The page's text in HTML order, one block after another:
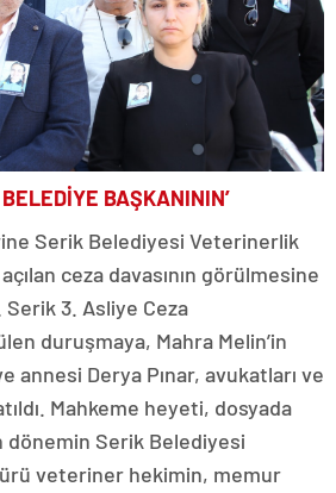
BAŞKANININ’
Serik Belediyesi Veterinerlik
ceza davasının görülmesine
3. Asliye Ceza
duruşmaya, Mahra Melin’in
annesi Derya Pınar, avukatları ve
Mahkeme heyeti, dosyada
dönemin Serik Belediyesi
veteriner hekimin, memur